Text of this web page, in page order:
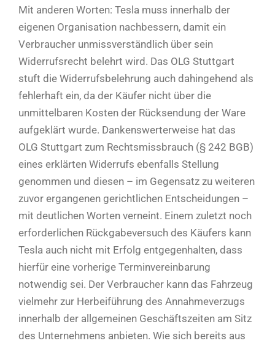
Mit anderen Worten: Tesla muss innerhalb der
eigenen Organisation nachbessern, damit ein
Verbraucher unmissverständlich über sein
Widerrufsrecht belehrt wird. Das OLG Stuttgart
stuft die Widerrufsbelehrung auch dahingehend als
fehlerhaft ein, da der Käufer nicht über die
unmittelbaren Kosten der Rücksendung der Ware
aufgeklärt wurde. Dankenswerterweise hat das
OLG Stuttgart zum Rechtsmissbrauch (§ 242 BGB)
eines erklärten Widerrufs ebenfalls Stellung
genommen und diesen – im Gegensatz zu weiteren
zuvor ergangenen gerichtlichen Entscheidungen –
mit deutlichen Worten verneint. Einem zuletzt noch
erforderlichen Rückgabeversuch des Käufers kann
Tesla auch nicht mit Erfolg entgegenhalten, dass
hierfür eine vorherige Terminvereinbarung
notwendig sei. Der Verbraucher kann das Fahrzeug
vielmehr zur Herbeiführung des Annahmeverzugs
innerhalb der allgemeinen Geschäftszeiten am Sitz
des Unternehmens anbieten. Wie sich bereits aus